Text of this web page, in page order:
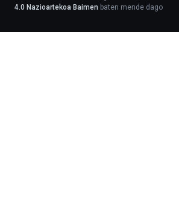
4.0 Nazioartekoa Baimen baten mende dago